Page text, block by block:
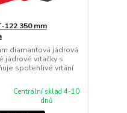
122 350 mm
diamantová jádrová
jádrové vrtačky s
spolehlivé vrtání
Centrální sklad 4-10
dnů